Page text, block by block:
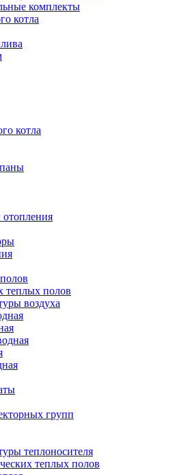
комплекты
котла
котла
теплых полов
воздуха
групп
теплоносителя
теплых полов